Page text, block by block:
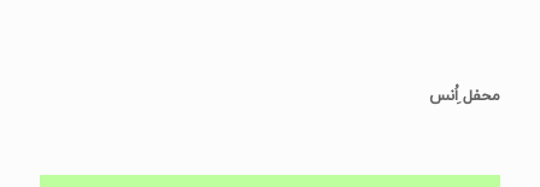
محفل ِاُنس